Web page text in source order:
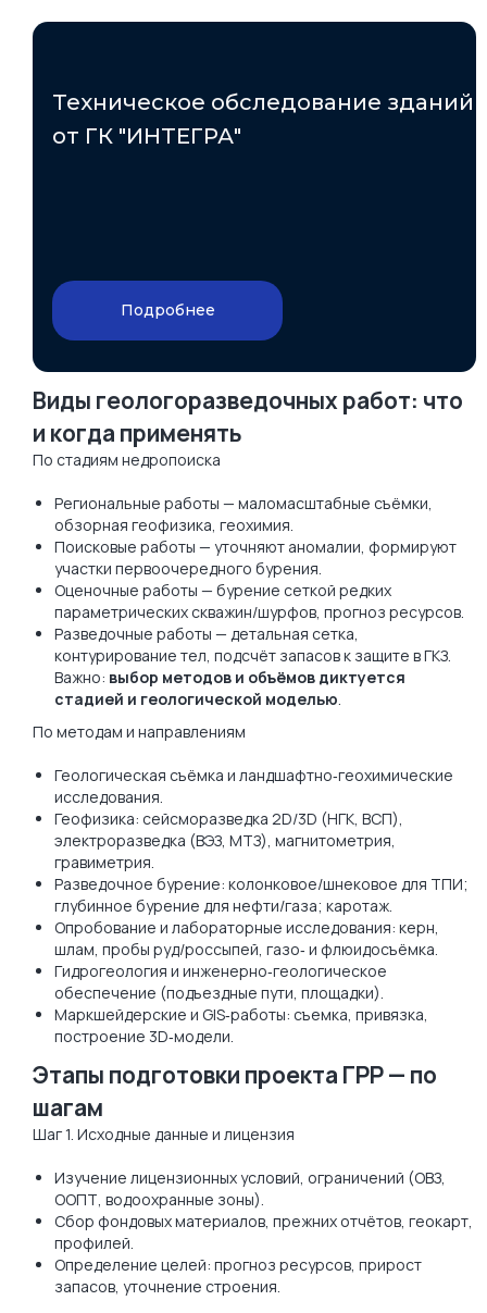
Техническое обследование зданий
от ГК "ИНТЕГРА"
Подробнее
Виды геологоразведочных работ: что
и когда применять
По стадиям недропоиска
Региональные работы — маломасштабные съёмки,
обзорная геофизика, геохимия.
Поисковые работы — уточняют аномалии, формируют
участки первоочередного бурения.
Оценочные работы — бурение сеткой редких
параметрических скважин/шурфов, прогноз ресурсов.
Разведочные работы — детальная сетка,
контурирование тел, подсчёт запасов к защите в ГКЗ.
Важно: выбор методов и объёмов диктуется
стадией и геологической моделью.
По методам и направлениям
Геологическая съёмка и ландшафтно‑геохимические
исследования.
Геофизика: сейсморазведка 2D/3D (НГК, ВСП),
электроразведка (ВЭЗ, МТЗ), магнитометрия,
гравиметрия.
Разведочное бурение: колонковое/шнековое для ТПИ;
глубинное бурение для нефти/газа; каротаж.
Опробование и лабораторные исследования: керн,
шлам, пробы руд/россыпей, газо‑ и флюидосъёмка.
Гидрогеология и инженерно‑геологическое
обеспечение (подъездные пути, площадки).
Маркшейдерские и GIS‑работы: съемка, привязка,
построение 3D‑модели.
Этапы подготовки проекта ГРР — по
шагам
Шаг 1. Исходные данные и лицензия
Изучение лицензионных условий, ограничений (ОВЗ,
ООПТ, водоохранные зоны).
Сбор фондовых материалов, прежних отчётов, геокарт,
профилей.
Определение целей: прогноз ресурсов, прирост
запасов, уточнение строения.